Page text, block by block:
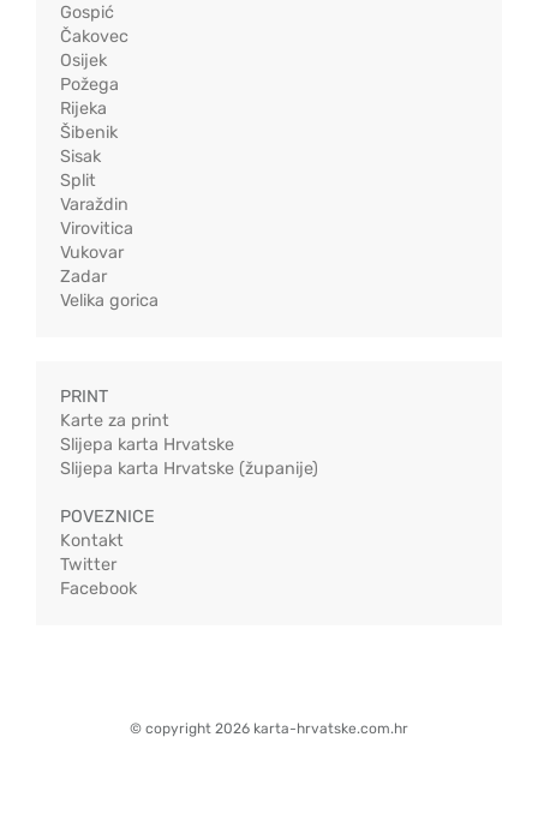
Gospić
Čakovec
Osijek
Požega
Rijeka
Šibenik
Sisak
Split
Varaždin
Virovitica
Vukovar
Zadar
Velika gorica
PRINT
Karte za print
Slijepa karta Hrvatske
Slijepa karta Hrvatske (županije)
POVEZNICE
Kontakt
Twitter
Facebook
© copyright 2026 karta-hrvatske.com.hr